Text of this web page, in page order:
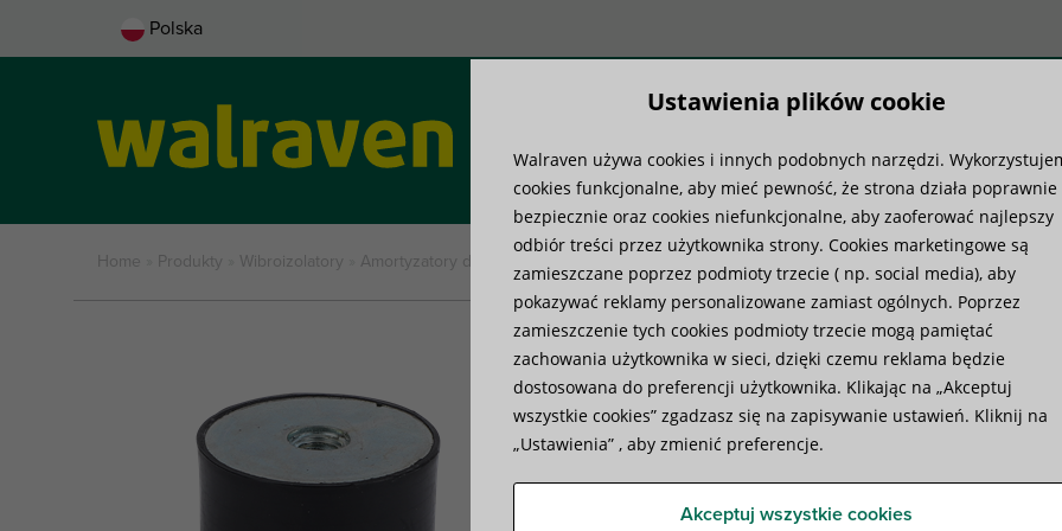
Polska
Systemy produktów Wiedza
Home Produkty Wibroizolatory Amortyzatory drgań Walraven VibraTek® SB-FF amortyzator drgań
Walraven VibraTek® SB-
gumowy amortyzator z dwoma gwintami
Specyfikacja Filmy Załączniki
Ustawienia plików cookie
Walraven używa cookies i innych podobnych narzędzi.
cookies funkcjonalne, aby mieć pewność, że strona działa poprawnie
bezpiecznie oraz cookies niefunkcjonalne, aby zaoferować najlepszy
odbiór treści przez użytkownika strony. Cookies marketingowe są
zamieszczane poprzez podmioty trzecie ( np. social media), aby
pokazywać reklamy personalizowane zamiast ogólnych. Poprzez
zamieszczenie tych cookies podmioty trzecie mogą pamiętać
zachowania użytkownika w sieci, dzięki czemu reklama będzie
dostosowana do preferencji użytkownika. Klikając na „Akceptuj
wszystkie cookies” zgadzasz się na zapisywanie ustawień. Kliknij na
„Ustawienia” , aby zmienić preferencje.
Akceptuj wszystkie cookies